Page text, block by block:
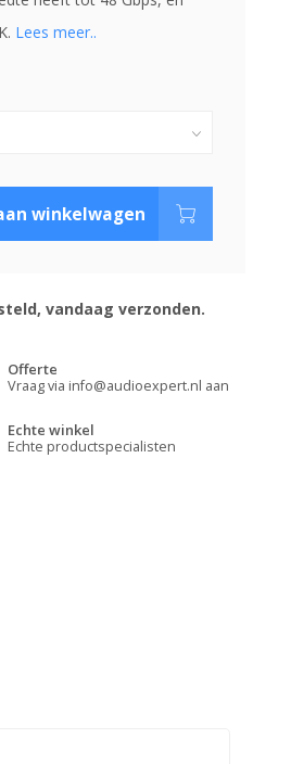
Lees meer..
winkelwagen
vandaag verzonden.
Offerte
Vraag via info@audioexpert.nl aan
Echte winkel
Echte productspecialisten